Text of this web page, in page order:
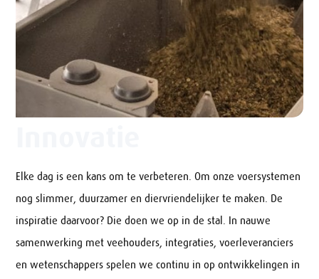
Elke dag is een kans om te verbeteren. Om onze voersystemen
nog slimmer, duurzamer en diervriendelijker te maken. De
inspiratie daarvoor? Die doen we op in de stal. In nauwe
samenwerking met veehouders, integraties, voerleveranciers
en wetenschappers spelen we continu in op ontwikkelingen in